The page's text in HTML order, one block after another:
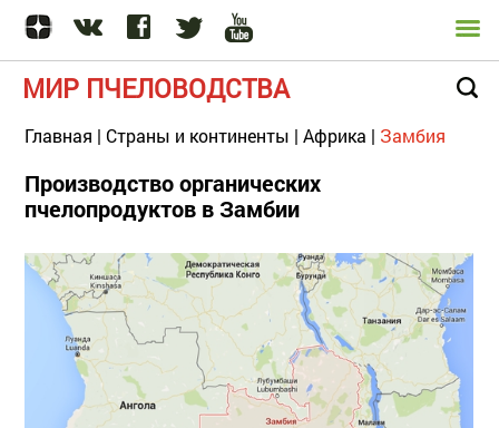
МИР ПЧЕЛОВОДСТВА
Главная | Страны и континенты | Африка | Замбия
Производство органических
пчелопродуктов в Замбии